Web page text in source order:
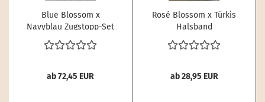
Blue Blossom x
Navyblau Zugstopp-Set
ab 72,45 EUR
Rosé Blossom x Türkis
Halsband
ab 28,95 EUR